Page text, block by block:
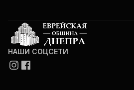
НАШИ СОЦСЕТИ